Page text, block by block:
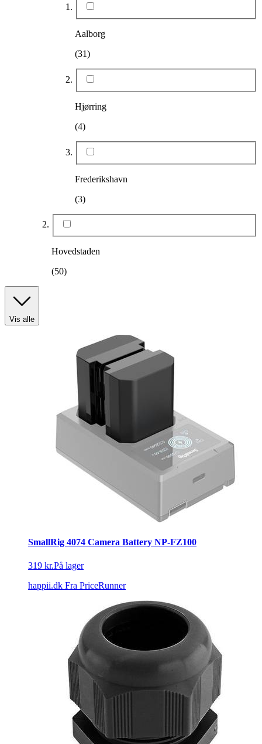
Aalborg
(31)
Hjørring
(4)
Frederikshavn
(3)
Hovedstaden
(50)
Vis alle
Produkttype:
Mobiltelefon
Apple
SmallRig 4074 Camera Battery NP-FZ100
319 kr.På lager
happii.dk Fra PriceRunner